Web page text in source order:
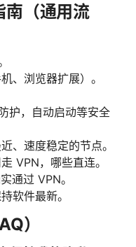
南（通用流
、浏览器扩展）。
护，自动启动等安全
、速度稳定的节点。
VPN，哪些直连。
通过 VPN。
软件最新。
）